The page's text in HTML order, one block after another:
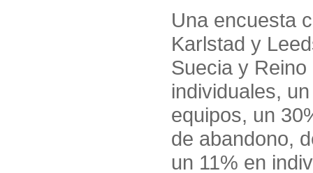
Una encuesta
Karlstad y
Suecia y
individuales,
equipos, un
de abandono,
un 11% en